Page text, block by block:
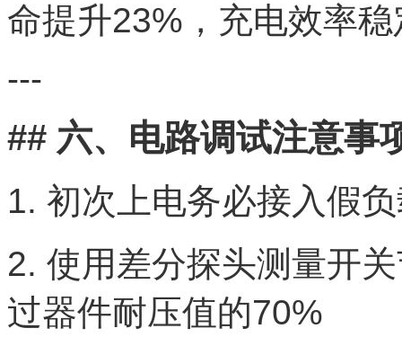
命提升23%，充电效率
---
## 六、电路调试注意事
1. 初次上电务必接入假
2. 使用差分探头测量开
过器件耐压值的70%